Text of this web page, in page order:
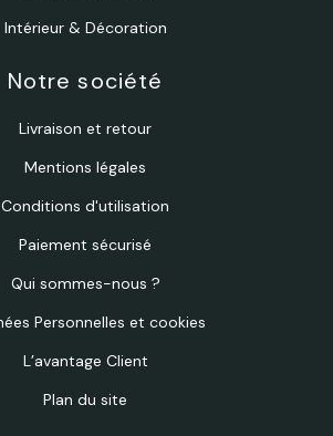
Intérieur & Décoration
Notre société
Livraison et retour
Mentions légales
Conditions d'utilisation
Paiement sécurisé
Qui sommes-nous ?
Personnelles et cookies
L’avantage Client
Plan du site